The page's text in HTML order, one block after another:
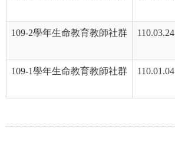
109-2學年生命教育教師社群 110.03.24
109-1學年生命教育教師社群 110.01.04